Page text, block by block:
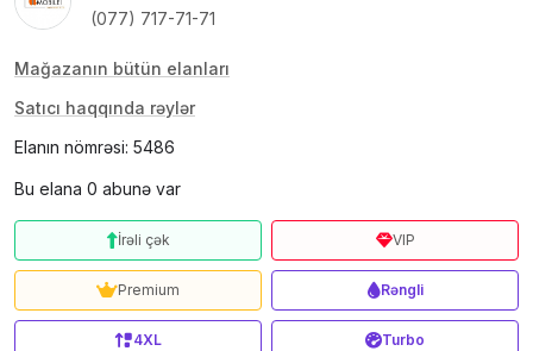
(077) 717-71-71
Mağazanın bütün elanları
Satıcı haqqında rəylər
Elanın nömrəsi: 5486
Bu elana 0 abunə var
İrəli çək VIP
Premium Rəngli
4XL Turbo